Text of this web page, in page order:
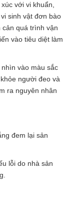
với vi khuẩn,
sinh vật đơn bào
quá trình vận
vào tiêu diệt làm
vào màu sắc
người đeo và
ra nguyên nhân
đem lại sản
lỗi do nhà sản